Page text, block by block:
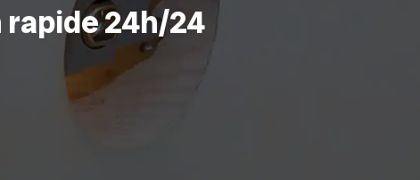
24h/24